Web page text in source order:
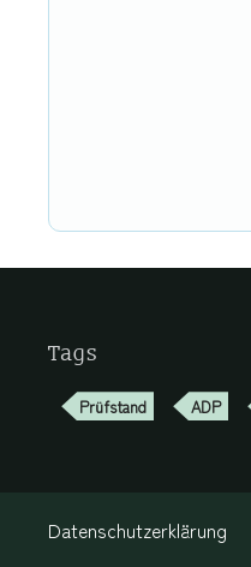
Tags
Prüfstand ADP
Datenschutzerklärung